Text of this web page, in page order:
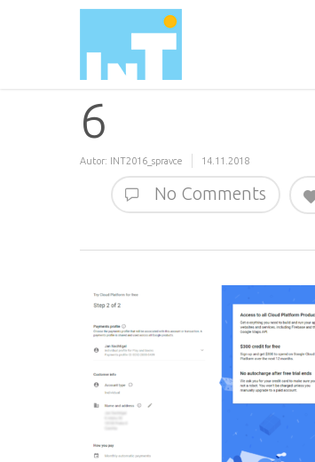
6
Autor: INT2016_spravce 14.11.2018
No Comments